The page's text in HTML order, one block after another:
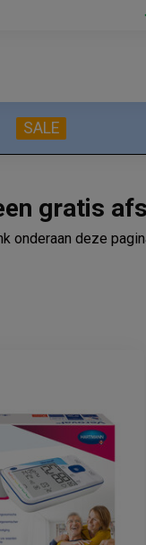
SALE
gratis
onderaan deze